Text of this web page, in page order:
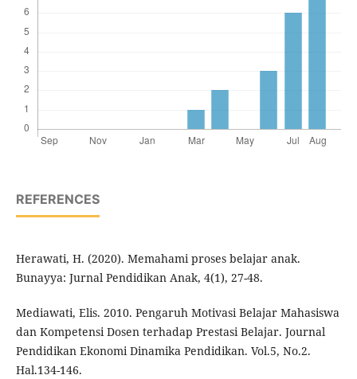
REFERENCES
Herawati, H. (2020). Memahami proses belajar anak.
Bunayya: Jurnal Pendidikan Anak, 4(1), 27-48.
Mediawati, Elis. 2010. Pengaruh Motivasi Belajar Mahasiswa
dan Kompetensi Dosen terhadap Prestasi Belajar. Journal
Pendidikan Ekonomi Dinamika Pendidikan. Vol.5, No.2.
Hal.134-146.